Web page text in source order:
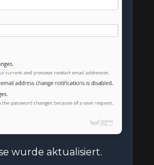
wurde aktualisiert.